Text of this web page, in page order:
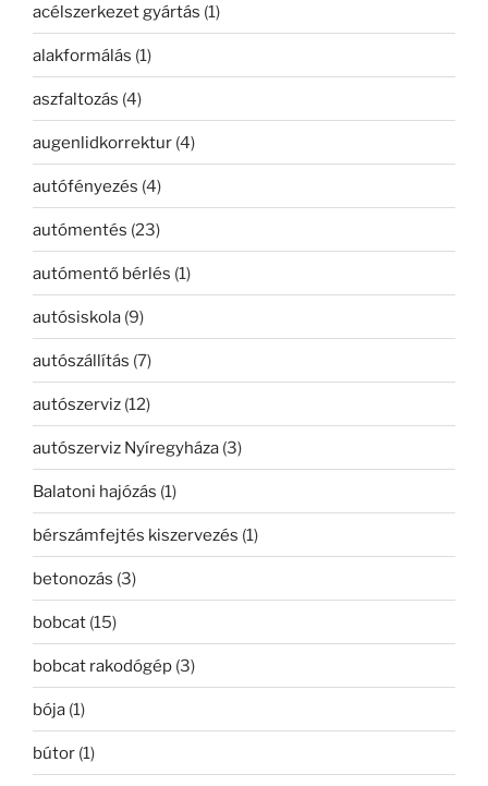
acélszerkezet gyártás (1)
alakformálás (1)
aszfaltozás (4)
augenlidkorrektur (4)
autófényezés (4)
autómentés (23)
autómentő bérlés (1)
autósiskola (9)
autószállítás (7)
autószerviz (12)
autószerviz Nyíregyháza (3)
Balatoni hajózás (1)
bérszámfejtés kiszervezés (1)
betonozás (3)
bobcat (15)
bobcat rakodógép (3)
bója (1)
bútor (1)